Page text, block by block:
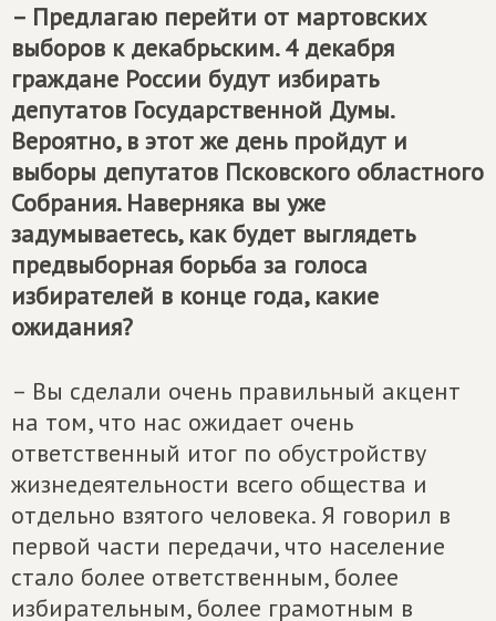
– Предлагаю перейти от мартовских
выборов к декабрьским. 4 декабря
граждане России будут избирать
депутатов Государственной Думы.
Вероятно, в этот же день пройдут и
выборы депутатов Псковского областного
Собрания. Наверняка вы уже
задумываетесь, как будет выглядеть
предвыборная борьба за голоса
избирателей в конце года, какие
ожидания?
– Вы сделали очень правильный акцент
на том, что нас ожидает очень
ответственный итог по обустройству
жизнедеятельности всего общества и
отдельно взятого человека. Я говорил в
первой части передачи, что население
стало более ответственным, более
избирательным, более грамотным в